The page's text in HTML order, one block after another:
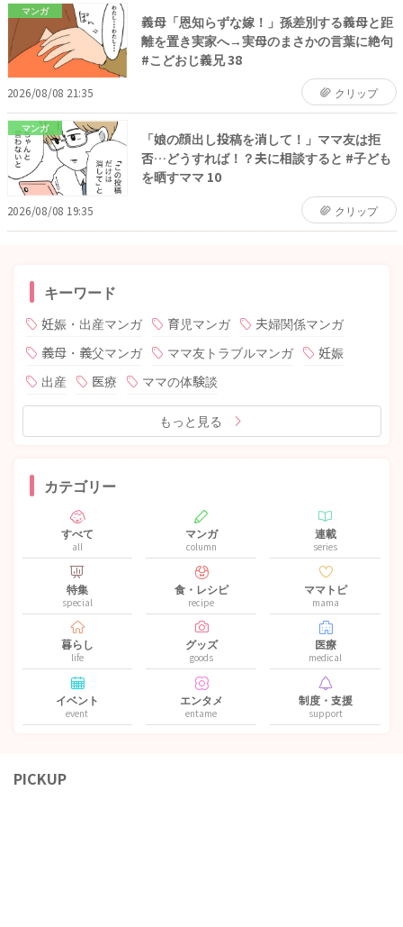
マンガ
義母「恩知らずな嫁！」孫差別する義母と距
離を置き実家へ→実母のまさかの言葉に絶句
#こどおじ義兄 38
2026/08/08 21:35 クリップ
マンガ
「娘の顔出し投稿を消して！」ママ友は拒
否…どうすれば！？夫に相談すると #子ども
を晒すママ 10
2026/08/08 19:35 クリップ
キーワード
妊娠・出産マンガ 育児マンガ
夫婦関係マンガ
義母・義父マンガ
ママ友トラブルマンガ
妊娠
出産
医療 ママの体験談
もっと見る
カテゴリー
すべて
all
マンガ
column
連載
series
特集
special
食・レシピ
recipe
ママトピ
mama
暮らし
life
グッズ
goods
医療
medical
イベント
event
エンタメ
entame
制度・支援
support
PICKUP